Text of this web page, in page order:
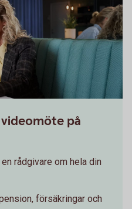
på
rådgivare om hela din
försäkringar och